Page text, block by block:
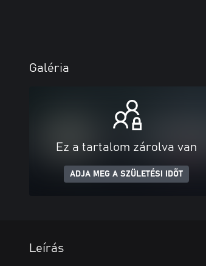
Galéria
Ez a tartalom zárolva van
ADJA MEG A SZÜLETÉSI IDŐT
Leírás